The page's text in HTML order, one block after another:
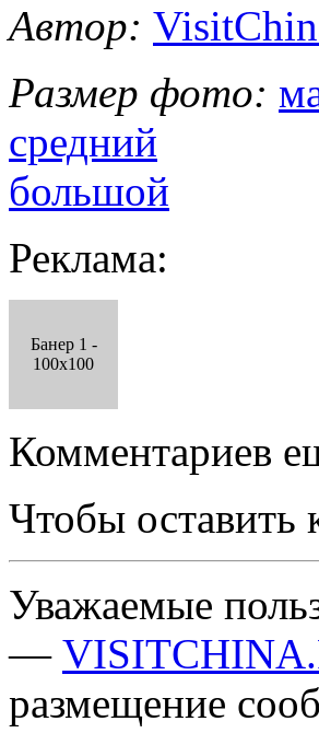
Автор:
Размер фото:
средний
большой
Реклама:
Банер 1 -
100x100
Комментариев
Чтобы оставить
Уважаемые
—
размещение